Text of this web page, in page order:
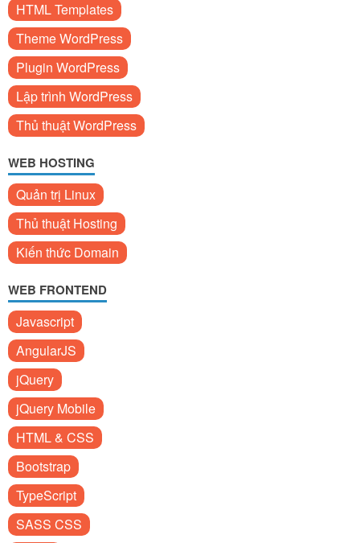
HTML Templates
Theme WordPress
Plugin WordPress
Lập trình WordPress
Thủ thuật WordPress
WEB HOSTING
Quản trị Linux
Thủ thuật Hosting
Kiến thức Domain
WEB FRONTEND
Javascript
AngularJS
jQuery
jQuery Mobile
HTML & CSS
Bootstrap
TypeScript
SASS CSS